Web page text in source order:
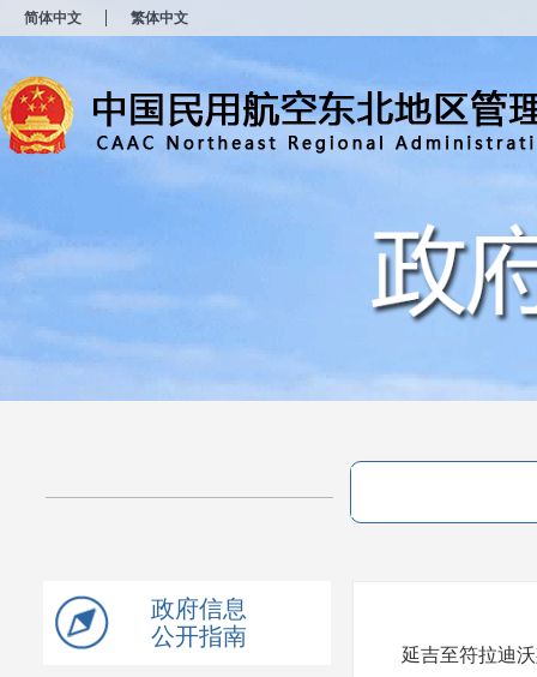
简体中文 繁体中文
政府信息
公开指南
延吉至符拉迪
窗
打
开
无
障